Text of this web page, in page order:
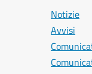
Notizie
Avvisi